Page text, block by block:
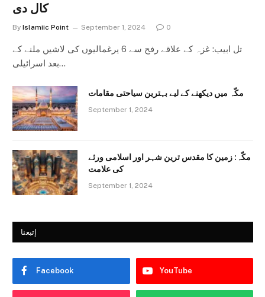
کال دی
By Islamiic Point September 1, 2024 0
تل ابیب: غزہ کے علاقے رفح سے 6 یرغمالیوں کی لاشیں ملنے کے
بعد اسرائیلی…
مکّہ میں دیکھنے کے لیے بہترین سیاحتی مقامات
September 1, 2024
مکّہ: زمین کا مقدس ترین شہر اور اسلامی ورثے
کی علامت
September 1, 2024
إتبعنا
Facebook YouTube